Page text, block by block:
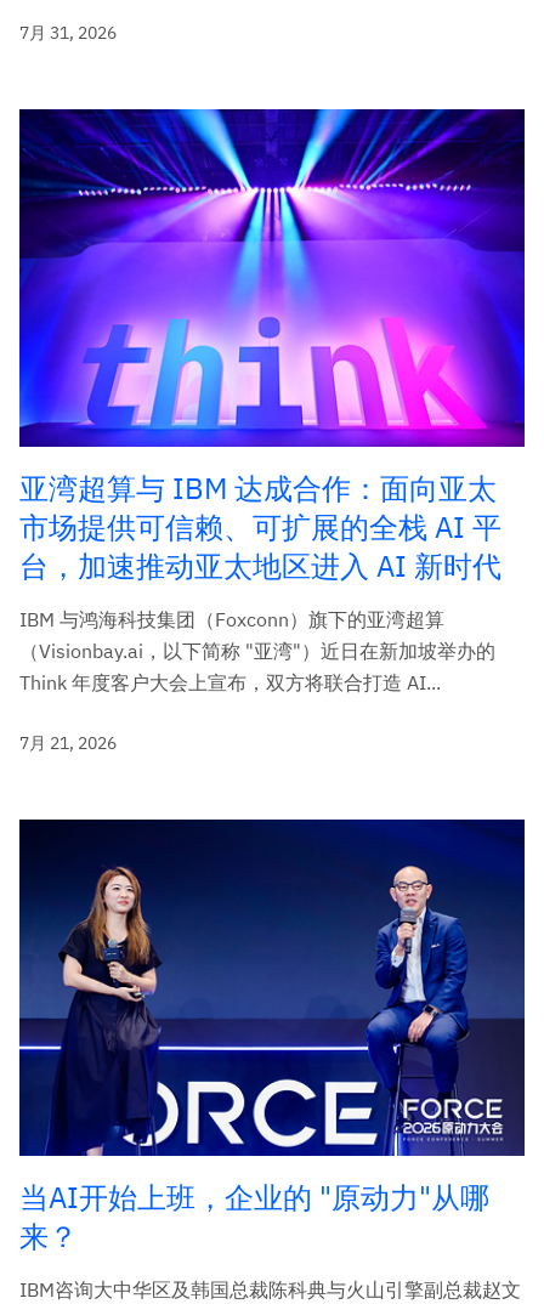
7月 31, 2026
亚湾超算与 IBM 达成合作：面向亚太
市场提供可信赖、可扩展的全栈 AI 平
台，加速推动亚太地区进入 AI 新时代
IBM 与鸿海科技集团（Foxconn）旗下的亚湾超算
（Visionbay.ai，以下简称 "亚湾"）近日在新加坡举办的
Think 年度客户大会上宣布，双方将联合打造 AI...
7月 21, 2026
当AI开始上班，企业的 "原动力"从哪
来？
IBM咨询大中华区及韩国总裁陈科典与火山引擎副总裁赵文